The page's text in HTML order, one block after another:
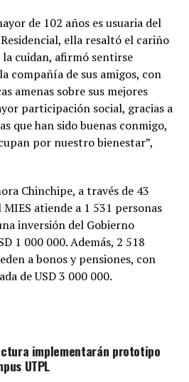
de 102 años es usuaria del
ella resaltó el cariño
cuidan, afirmó sentirse
compañía de sus amigos, con
amenas sobre sus mejores
participación social, gracias a
que han sido buenas conmigo,
por nuestro bienestar”,
Chinchipe, a través de 43
atiende a 1 531 personas
inversión del Gobierno
1 000 000. Además, 2 518
a bonos y pensiones, con
de USD 3 000 000.
implementarán prototipo
UTPL